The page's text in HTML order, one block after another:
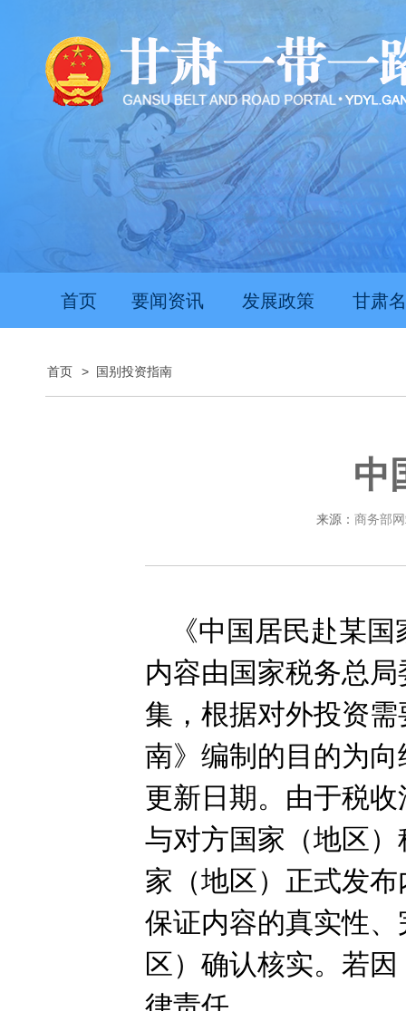
首页 要闻资讯 发展政策 甘肃
首页 > 国别投资指南
中
来源： 商务部
《中国居民赴某
内容由国家税务总
集，根据对外投资
南》编制的目的为
更新日期。由于税
与对方国家（地区
家（地区）正式发
保证内容的真实性
区）确认核实。若